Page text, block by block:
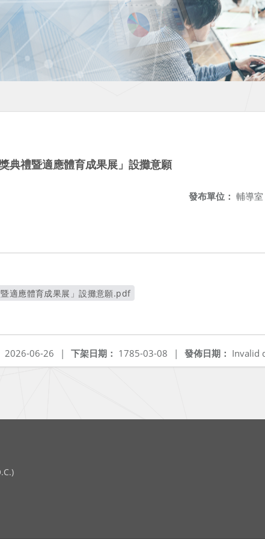
典禮暨適應體育成果展」設攤意願
發布單位： 輔導室
適應體育成果展」設攤意願.pdf
發佈日期： Invalid
下架日期： 1785-03-08 |
2026-06-26 |